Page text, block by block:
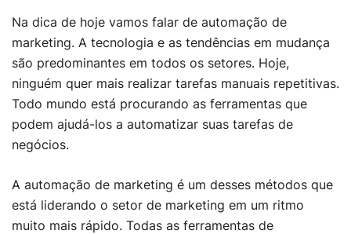
Na dica de hoje vamos falar de automação de
marketing. A tecnologia e as tendências em mudança
são predominantes em todos os setores. Hoje,
ninguém quer mais realizar tarefas manuais repetitivas.
Todo mundo está procurando as ferramentas que
podem ajudá-los a automatizar suas tarefas de
negócios.
A automação de marketing é um desses métodos que
está liderando o setor de marketing em um ritmo
muito mais rápido. Todas as ferramentas de